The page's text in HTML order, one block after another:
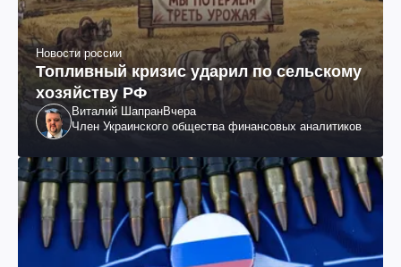
Новости россии
Топливный кризис ударил по сельскому
хозяйству РФ
Виталий ШапранВчера
Член Украинского общества финансовых аналитиков